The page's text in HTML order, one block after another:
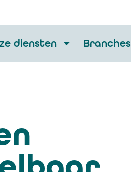
diensten Branches